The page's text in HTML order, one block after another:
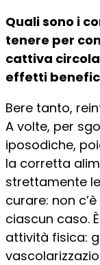
Quali sono i
tenere per
cattiva
effetti
Bere tanto,
A volte, per
iposodiche,
la corretta
strettamente
curare: non
ciascun caso.
attività fisica: